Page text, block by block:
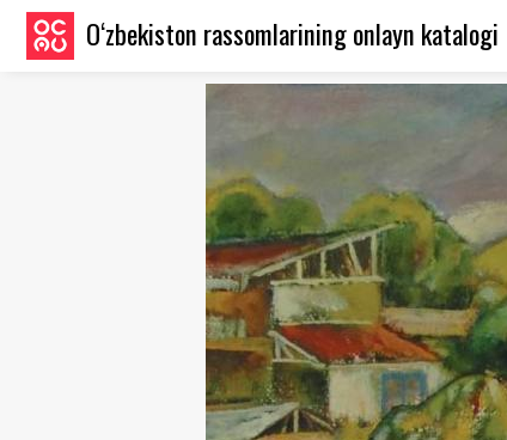
O‘zbekiston rassomlarining onlayn katalogi